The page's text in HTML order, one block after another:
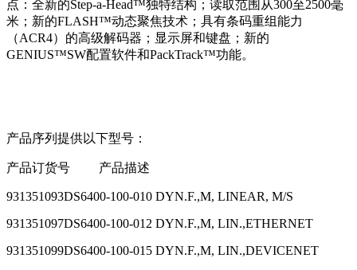
点：全新的Step-a-Head™独特结构；读取范围从300至2500毫
米；新的FLASH™动态聚焦技术；具有条码重组能力
（ACR4）的高级解码器；显示屏和键盘；新的
GENIUS™SW配置软件和PackTrack™功能。
产品序列提供以下型号：
产品订货号 产品描述
931351093DS6400-100-010 DYN.F.,M, LINEAR, M/S
931351097DS6400-100-012 DYN.F.,M, LIN.,ETHERNET
931351099DS6400-100-015 DYN.F.,M, LIN.,DEVICENET